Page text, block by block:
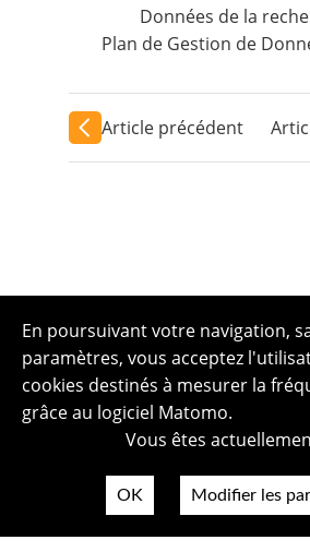
Données de la
Plan de Gestion de
Article précédent
En poursuivant votre navigation,
paramètres, vous acceptez
cookies destinés à mesurer la
grâce au logiciel Matomo.
Vous êtes
OK Modifier les